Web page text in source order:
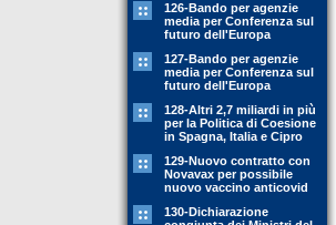
126-Bando per agenzie
media per Conferenza sul
futuro dell'Europa
127-Bando per agenzie
media per Conferenza sul
futuro dell'Europa
128-Altri 2,7 miliardi in più
per la Politica di Coesione
in Spagna, Italia e Cipro
129-Nuovo contratto con
Novavax per possibile
nuovo vaccino anticovid
130-Dichiarazione